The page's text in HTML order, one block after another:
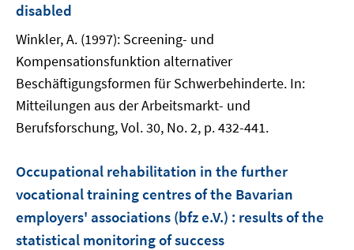
disabled
Winkler, A. (1997): Screening- und
Kompensationsfunktion alternativer
Beschäftigungsformen für Schwerbehinderte. In:
Mitteilungen aus der Arbeitsmarkt- und
Berufsforschung, Vol. 30, No. 2, p. 432-441.
Occupational rehabilitation in the further
vocational training centres of the Bavarian
employers' associations (bfz e.V.) : results of the
statistical monitoring of success